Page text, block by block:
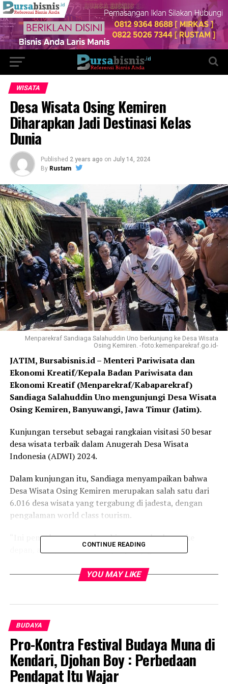
WISATA
Desa Wisata Osing Kemiren
Diharapkan Jadi Destinasi Kelas
Dunia
Published 2 years ago on July 14, 2024
By Rustam
Menparekraf Sandiaga Salahuddin Uno berkunjung ke Desa Wisata
Osing Kemiren. -foto:kemenparekraf.go.id-
JATIM, Bursabisnis.id – Menteri Pariwisata dan
Ekonomi Kreatif/Kepala Badan Pariwisata dan
Ekonomi Kreatif (Menparekraf/Kabaparekraf)
Sandiaga Salahuddin Uno mengunjungi Desa Wisata
Osing Kemiren, Banyuwangi, Jawa Timur (Jatim).
Kunjungan tersebut sebagai rangkaian visitasi 50 besar
desa wisata terbaik dalam Anugerah Desa Wisata
Indonesia (ADWI) 2024.
Dalam kunjungan itu, Sandiaga menyampaikan bahwa
Desa Wisata Osing Kemiren merupakan salah satu dari
6.016 desa wisata yang tergabung di jadesta, dengan
pengalaman world class tourism.
“Ini pengalaman yang luar biasa, saya berharap ke
depan, alam, seni, dan budayanya dijaga. Produk
baik. Tadi saya sudah belanja, semoga bisa ditingkatkan
2024,” kata Menparekraf Sandiaga.
Menparekraf Sandiaga menyampaikan, Desa Wisata
Osing Kemiren memiliki landscape pedesaan dengan
dikelilingi hamparan persawahan, dengan udara sejuk
CONTINUE READING
YOU MAY LIKE
BUDAYA
Pro-Kontra Festival Budaya Muna di
Kendari, Djohan Boy : Perbedaan
Pendapat Itu Wajar